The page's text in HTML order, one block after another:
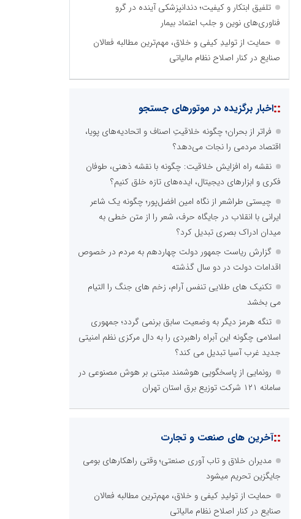
تلفیق ابتکار و کیفیت؛ دندانپزشکی آینده در گرو
فناوری‌های نوین و جلب اعتماد بیمار
حمایت از تولیدِ کیفی و خلاق، مهم‌ترین مطالبه فعالان
صنایع در کنار اصلاح نظام مالیاتی
::اخبار برگزیده در موتورهای جستجو
فراتر از بحران؛ چگونه خلاقیتِ اصناف و اتحادیه‌های پویا،
اقتصاد مردمی را نجات می‌دهد؟
نقشه راه افزایش خلاقیت: چگونه با نقشه ذهنی، طوفان
فکری و ابزارهای دیجیتال، ایده‌های تازه خلق کنیم؟
چیستی طراشعر از نگاه امین افضل‌پور؛ چگونه یک شاعر
ایرانی با انقلاب در جایگاه حرف، شعر را از متن خطی به
میدان ادراک بصری تبدیل کرد؟
گزارش ریاست جمهور دولت چهاردهم به مردم در خصوص
اقدامات دولت در دو سال گذشته
تکنیک های طلایی تنفس آرام، زخم های جنگ را التیام
می بخشد
تنگه هرمز دیگر به وضعیت سابق برنمی گردد؛ جمهوری
اسلامی چگونه این آبراه راهبردی را به دال مرکزی نظم امنیتی
جدید غرب آسیا تبدیل می کند؟
رونمایی از پاسخگویی هوشمند مبتنی بر هوش مصنوعی در
سامانه ۱۲۱ شرکت توزیع برق استان تهران
::آخرین های صنعت و تجارت
مدیران خلاق و تاب آوری صنعتی؛ وقتی راهکارهای بومی
جایگزین تحریم میشود
حمایت از تولیدِ کیفی و خلاق، مهم‌ترین مطالبه فعالان
صنایع در کنار اصلاح نظام مالیاتی